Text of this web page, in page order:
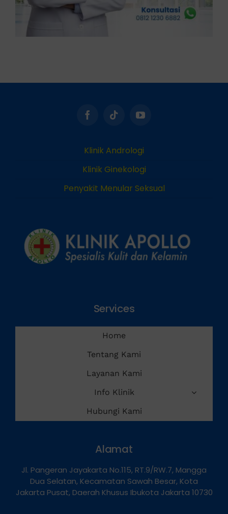
Hubungi Kami
Jl. Pangeran Jayakarta No.115, RT.9/RW.7, Mangga
Dua Selatan, Kecamatan Sawah Besar, Kota